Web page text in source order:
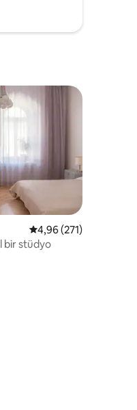
en beğenilenler arasında
5 üzerinden ortalama
4,96 (271)
bir stüdyo